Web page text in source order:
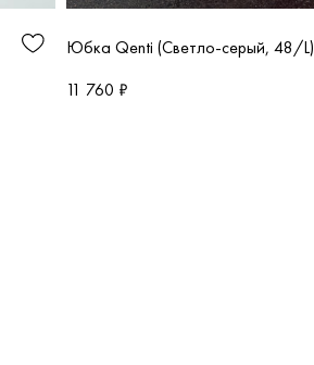
Юбка Qenti (Светло-серый, 48/L)
11 760 ₽